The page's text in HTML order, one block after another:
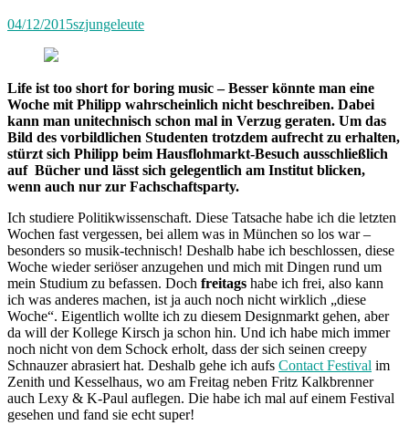
04/12/2015szjungeleute
Life ist too short for boring music – Besser könnte man eine
Woche mit Philipp wahrscheinlich nicht beschreiben. Dabei
kann man unitechnisch schon mal in Verzug geraten. Um das
Bild des vorbildlichen Studenten trotzdem aufrecht zu erhalten,
stürzt sich Philipp beim Hausflohmarkt-Besuch ausschließlich
auf Bücher und lässt sich gelegentlich am Institut blicken,
wenn auch nur zur Fachschaftsparty.
Ich studiere Politikwissenschaft. Diese Tatsache habe ich die letzten
Wochen fast vergessen, bei allem was in München so los war –
besonders so musik-technisch! Deshalb habe ich beschlossen, diese
Woche wieder seriöser anzugehen und mich mit Dingen rund um
mein Studium zu befassen. Doch freitags habe ich frei, also kann
ich was anderes machen, ist ja auch noch nicht wirklich „diese
Woche“. Eigentlich wollte ich zu diesem Designmarkt gehen, aber
da will der Kollege Kirsch ja schon hin. Und ich habe mich immer
noch nicht von dem Schock erholt, dass der sich seinen creepy
Schnauzer abrasiert hat. Deshalb gehe ich aufs Contact Festival im
Zenith und Kesselhaus, wo am Freitag neben Fritz Kalkbrenner
auch Lexy & K-Paul auflegen. Die habe ich mal auf einem Festival
gesehen und fand sie echt super!